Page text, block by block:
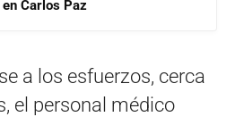
Carlos Paz
a los esfuerzos, cerca
el personal médico